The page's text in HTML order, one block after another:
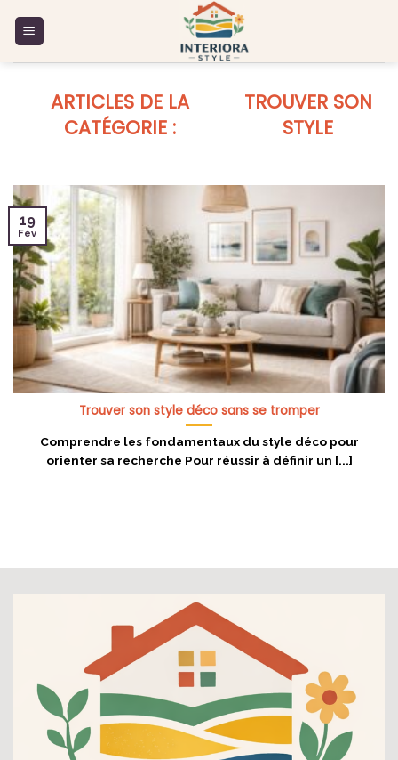
TROUVER SON
STYLE
Trouver son style déco sans se tromper
Comprendre les fondamentaux du style déco pour
orienter sa recherche Pour réussir à définir un [...]
19
Fév